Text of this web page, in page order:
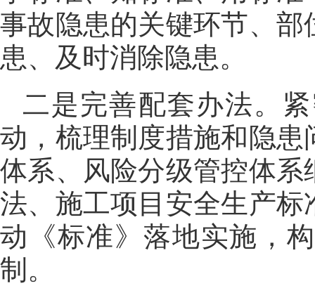
事故隐患的关键环节、
患、及时消除隐患。
二是完善配套办法。
动，梳理制度措施和隐
体系、风险分级管控体
法、施工项目安全生产
动《标准》落地实施，
制。